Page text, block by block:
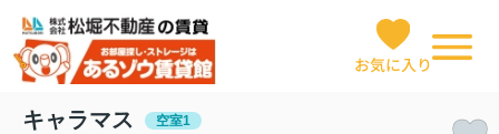
お気に入り
キャラマス 空室1